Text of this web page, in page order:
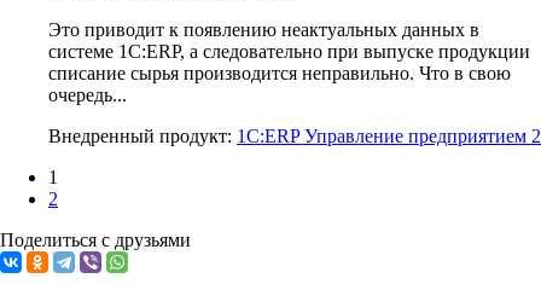
Это приводит к появлению неактуальных данных в
системе 1С:ERP, а следовательно при выпуске продукции
списание сырья производится неправильно. Что в свою
очередь...
Внедренный продукт: 1С:ERP Управление предприятием 2
1
2
Поделиться с друзьями